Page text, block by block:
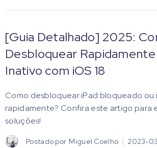
[Guia Detalhado] 2025:
Desbloquear Rapidamente
Inativo com iOS 18
Como desbloquear iPad bloqueado ou
rapidamente? Confira este artigo para
soluções!
Postado por Miguel Coelho 2023-